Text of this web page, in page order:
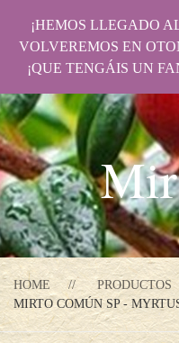
HOME PRODUCTOS
MIRTO COMÚN SP -
¡HEMOS LLEGADO
VOLVEREMOS EN
¡QUE TENGÁIS UN